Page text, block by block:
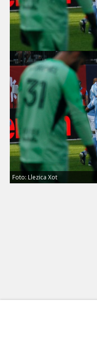
Foto: Llezica Xot